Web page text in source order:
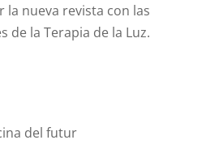
la nueva revista con las
de la Terapia de la Luz.
del futur